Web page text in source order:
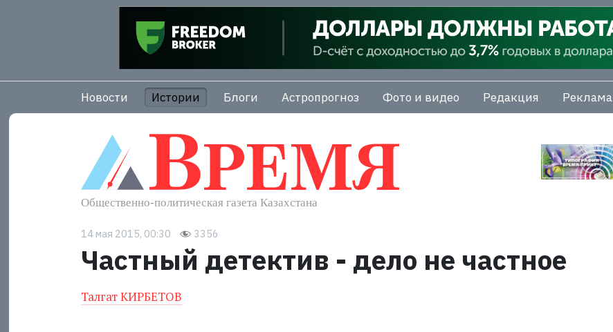
Новости Истории Блоги Астропрогноз Фото и видео Редакция Реклама
14 мая 2015, 00:30 3356
Частный детектив - дело не частное
Талгат КИРБЕТОВ